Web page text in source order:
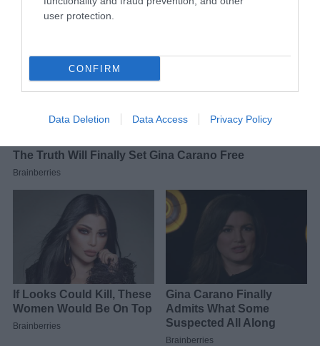
user protection.
CONFIRM
Data Deletion Data Access Privacy Policy